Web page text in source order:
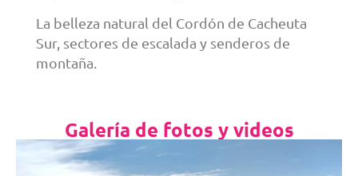
La belleza natural del Cordón de Cacheuta
Sur, sectores de escalada y senderos de
montaña.
Galería de fotos y videos